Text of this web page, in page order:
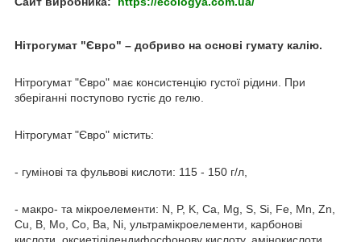
Нітрогумат "Євро" – добриво на основі гумату калію.
Нітрогумат "Євро" має консистенцію густої рідини. При
зберіганні поступово густіє до гелю.
Нітрогумат "Євро" містить:
- гумінові та фульвові кислоти: 115 - 150 г/л,
- макро- та мікроелементи: N, P, K, Ca, Mg, S, Si, Fe, Mn, Zn,
Cu, B, Mo, Co, Ba, Ni, ультрамікроелементи, карбонові